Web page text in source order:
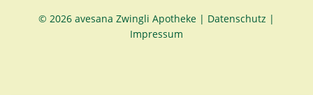
© 2026 avesana Zwingli Apotheke | Datenschutz |
Impressum